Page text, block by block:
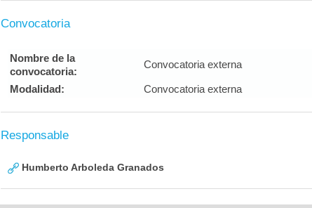
Convocatoria
Nombre de la
convocatoria:
Convocatoria externa
Modalidad: Convocatoria externa
Responsable
Humberto Arboleda Granados